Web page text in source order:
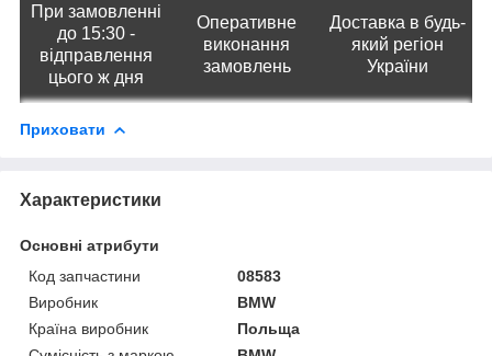
При замовленні
до 15:30 -
відправлення
цього ж дня
Оперативне
виконання
замовлень
Доставка в будь-
який регіон
України
Приховати
Характеристики
Основні атрибути
Код запчастини
08583
Виробник
BMW
Країна виробник
Польща